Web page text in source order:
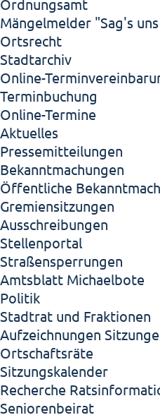
Ordnungsamt
Mängelmelder "Sag's
Ortsrecht
Stadtarchiv
Online-
Terminbuchung
Online-Termine
Aktuelles
Pressemitteilungen
Bekanntmachungen
Öffentliche
Gremiensitzungen
Ausschreibungen
Stellenportal
Straßensperrungen
Amtsblatt Michaelbote
Politik
Stadtrat und Fraktionen
Aufzeichnungen
Ortschaftsräte
Sitzungskalender
Recherche
Seniorenbeirat